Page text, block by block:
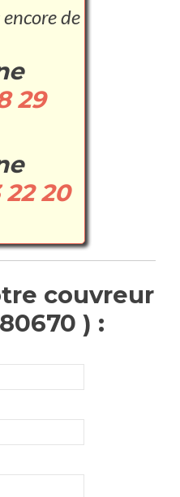
encore de
29
22 20
couvreur
) :